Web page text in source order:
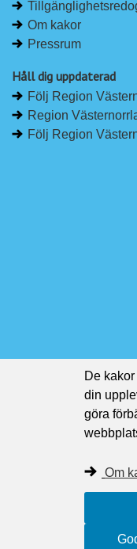
Om kakor
Pressrum
Håll dig uppdaterad
Följ Region
Region
Följ Region
De
din
göra
Om